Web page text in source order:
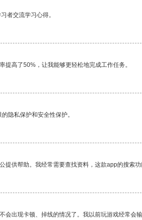
者交流学习心得。
高了50%，让我能够更轻松地完成工作任务。
隐私保护和安全性保护。
提供帮助。我经常需要查找资料，这款app的搜索功
会出现卡顿、掉线的情况了。我以前玩游戏经常会